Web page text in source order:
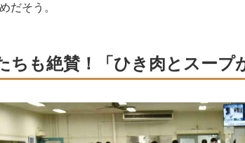
だそう。
ちも絶賛！「ひき肉とスープ